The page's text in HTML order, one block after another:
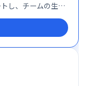
し、チームの生産
いやすいインター
的な業務遂行を実